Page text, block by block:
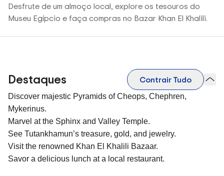
Desfrute de um almoço local, explore os tesouros do
Museu Egípcio e faça compras no Bazar Khan El Khalili.
Destaques Contrair Tudo
Discover majestic Pyramids of Cheops, Chephren,
Mykerinus.
Marvel at the Sphinx and Valley Temple.
See Tutankhamun’s treasure, gold, and jewelry.
Visit the renowned Khan El Khalili Bazaar.
Savor a delicious lunch at a local restaurant.